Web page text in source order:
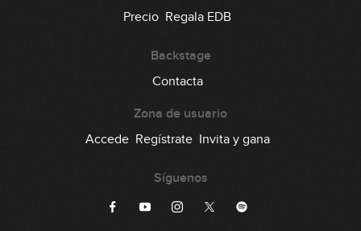
Precio Regala EDB
Backstage
Contacta
Zona de usuario
Accede Regístrate Invita y gana
Síguenos